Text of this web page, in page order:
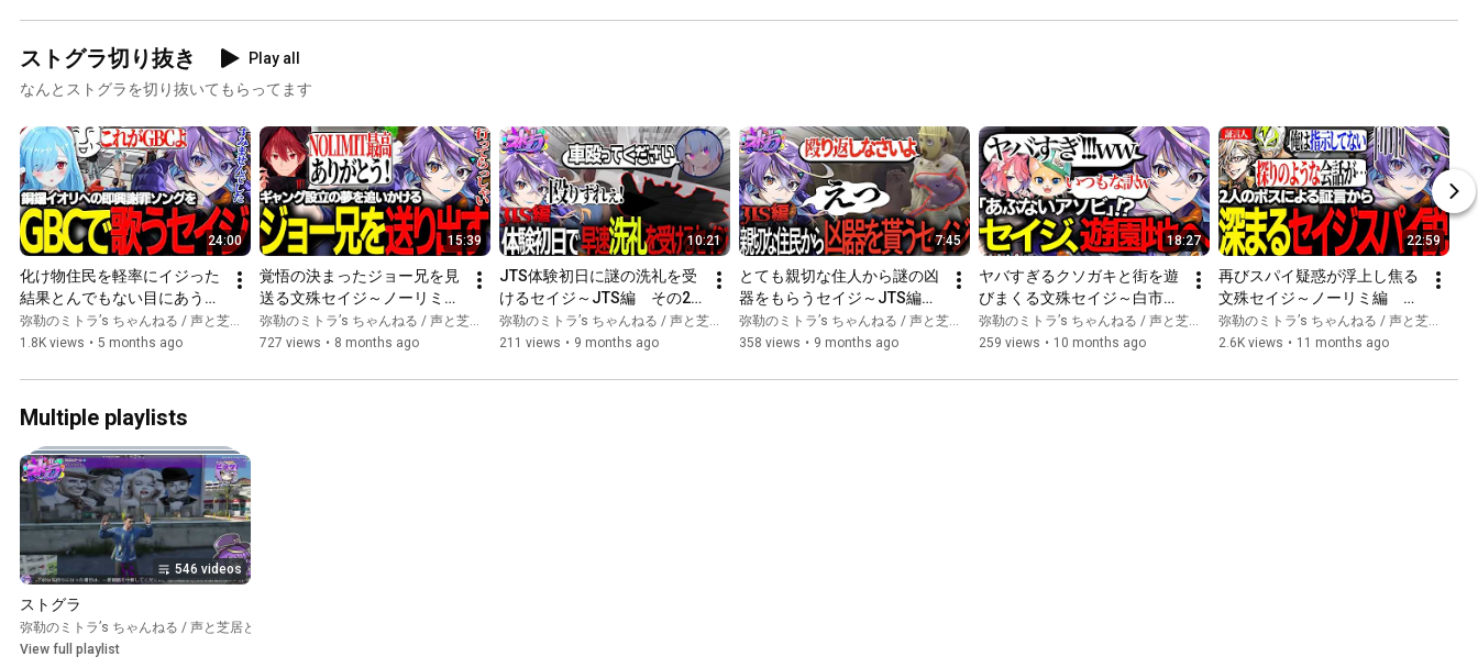
https://www.youtube.com/c/tonylab
https://skyvox.jp/
ー・ー・ー・ー・ー・ー・ー・ー・ー・ー・ー・ー・ー・ー・
ー・ー・ー・ー
ストグラ切り抜き
Play all
なんとストグラを切り抜いてもらってます
24:00
化け物住民を軽率にイジった
結果とんでもない目にあう文
殊セイジ～ノーリミ編　その
24～【ストグラ/セイジ/銅鑼
ンバーガー/キングスターダ
イヤモンドズズ】
弥勒のミトラ’s ちゃんねる / 声と芝居とおバカのch
1.8K views • 5 months ago
15:39
覚悟の決まったジョー兄を見
送る文殊セイジ～ノーリミ
編　その23～【ストグラ/セ
イジ/ジョーカー/四皇シャン
ナ】
弥勒のミトラ’s ちゃんねる / 声と芝居とおバカのch
727 views • 8 months ago
10:21
JTS体験初日に謎の洗礼を受
けるセイジ～JTS編　その2
～【ストグラ/セイジ/深沢え
ぼし/天王寺京司郎/染岡コ
弥勒のミトラ’s ちゃんねる / 声と芝居とおバカのch
211 views • 9 months ago
7:45
とても親切な住人から謎の凶
器をもらうセイジ～JTS編
その1～【ストグラ/セイジ/よ
うちえんじ/パキち/???】
弥勒のミトラ’s ちゃんねる / 声と芝居とおバカのch
358 views • 9 months ago
18:27
ヤバすぎるクソガキと街を遊
びまくる文殊セイジ～白市民
編　その2～【ストグラ/セイ
ジ/丘猫まる/松竹ウメ/砂シャ
弥勒のミトラ’s ちゃんねる / 声と芝居とおバカのch
259 views • 10 months ago
22:59
再びスパイ疑惑が浮上し焦る
文殊セイジ～ノーリミ編　そ
の22～【ストグラ/セイジ/四
皇シャンクズ/タラちゃん/冬
弥勒のミトラ’s ちゃんねる / 声と芝居とおバカのch
2.6K views • 11 months ago
Multiple playlists
546 videos
ストグラ
弥勒のミトラ’s ちゃんねる / 声と芝居とおバカのch
View full playlist